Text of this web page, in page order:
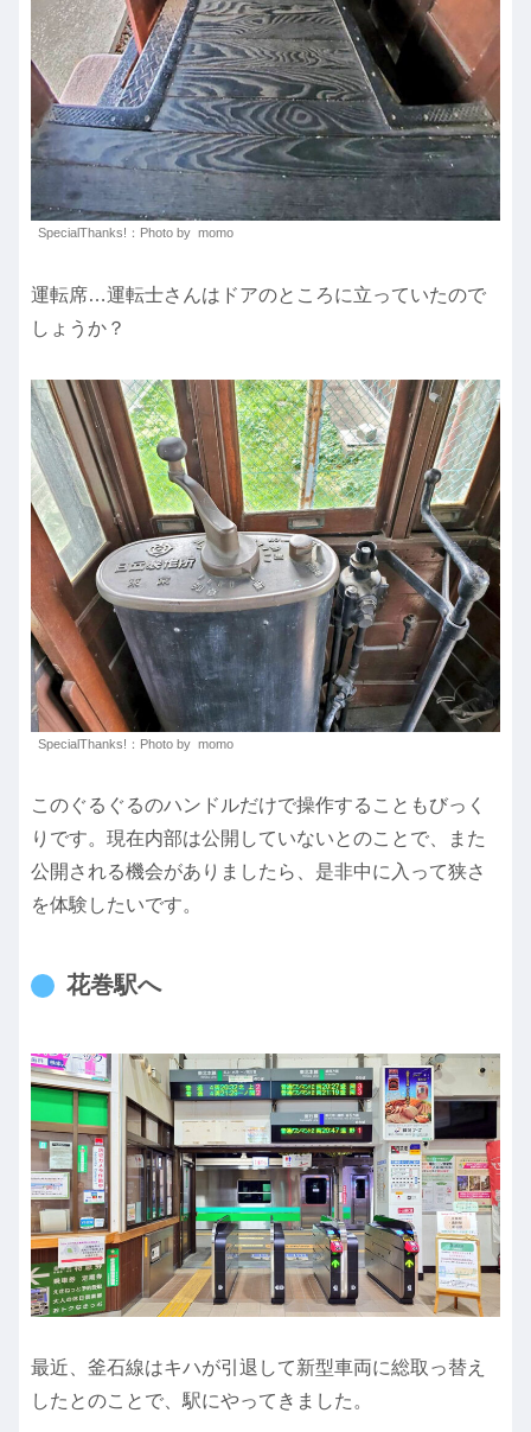
SpecialThanks!：Photo by momo
運転席…運転士さんはドアのところに立っていたので
しょうか？
SpecialThanks!：Photo by momo
このぐるぐるのハンドルだけで操作することもびっく
りです。現在内部は公開していないとのことで、また
公開される機会がありましたら、是非中に入って狭さ
を体験したいです。
花巻駅へ
最近、釜石線はキハが引退して新型車両に総取っ替え
したとのことで、駅にやってきました。